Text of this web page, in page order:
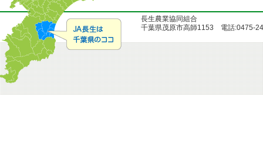
長生農業協同組合
千葉県茂原市高師1153 電話:0475-